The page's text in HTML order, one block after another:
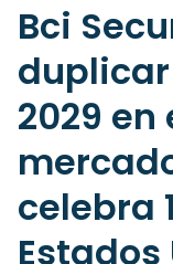
Bci
2029
celebra
Estados